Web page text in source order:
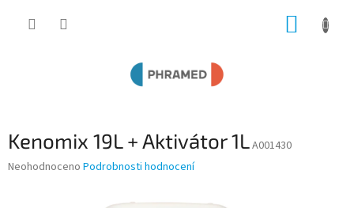
Kenomix 19L + Aktivátor 1LA001430
Průměrné
Neohodnoceno Podrobnosti hodnocení